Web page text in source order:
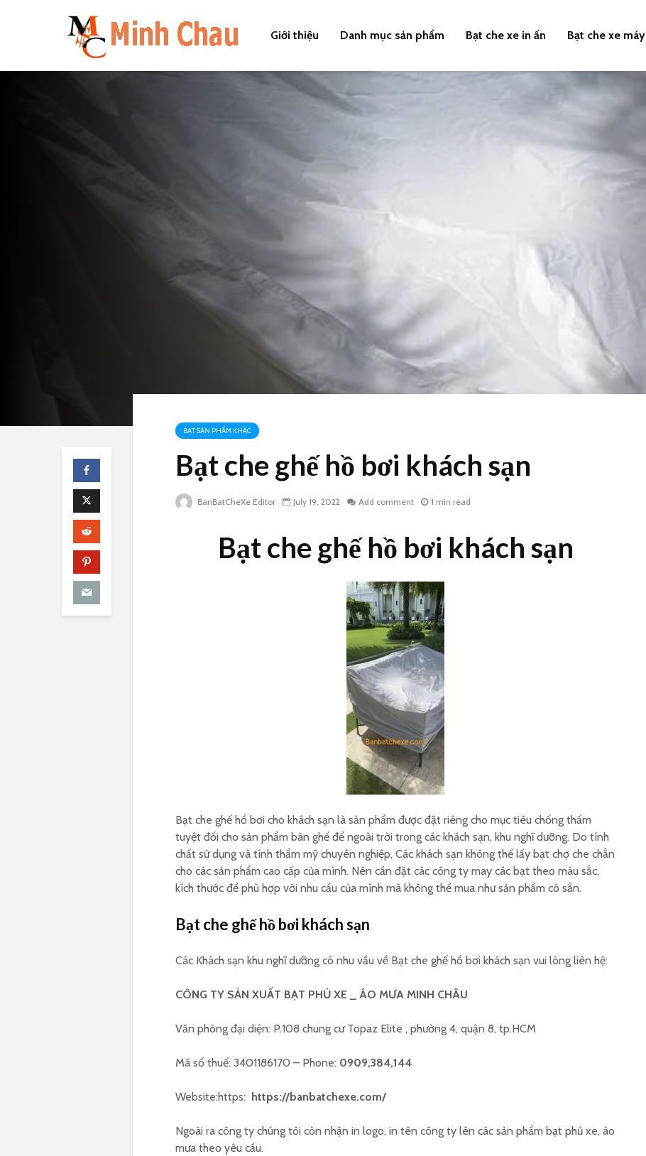
Giới thiệu Danh mục sản phẩm Bạt che xe in ấn Bạt che xe máy
BẠT SẢN PHẨM KHÁC
Bạt che ghế hồ bơi khách sạn
BanBatCheXe Editor July 19, 2022 Add comment 1 min read
Bạt che ghế hồ bơi khách sạn
Bạt che ghế hồ bơi cho khách sạn là sản phẩm được đặt riêng cho mục tiêu chống thấm
tuyệt đối cho sản phẩm bàn ghế để ngoài trời trong các khách sạn, khu nghĩ dưỡng. Do tính
chất sử dụng và tính thẩm mỹ chuyên nghiệp, Các khách sạn không thể lấy bạt chợ che chắn
cho các sản phẩm cao cấp của mình. Nên cần đặt các công ty may các bạt theo màu sắc,
kích thước để phù hợp với nhu cầu của mình mà không thể mua như sản phẩm có sẵn.
Bạt che ghế hồ bơi khách sạn
Các Khách sạn khu nghĩ dưỡng có nhu vầu về Bạt che ghế hồ bơi khách sạn vui lòng liên hệ:
CÔNG TY SẢN XUẤT BẠT PHỦ XE _ ÁO MƯA MINH CHÂU
Văn phòng đại diện: P.108 chung cư Topaz Elite , phường 4, quận 8, tp.HCM
Mã số thuế: 3401186170 – Phone: 0909,384,144
Website:https: https://banbatchexe.com/
Ngoài ra công ty chúng tôi còn nhận in logo, in tên công ty lên các sản phẩm bạt phủ xe, áo
mưa theo yêu cầu.
Bạt trùm xe máy in ấn
theo yêu cầu
Gia công bạt trùm ghế
xe ô tô theo yêu cầu
Sản xuất bao trùm
hàng hoá sau xe máy